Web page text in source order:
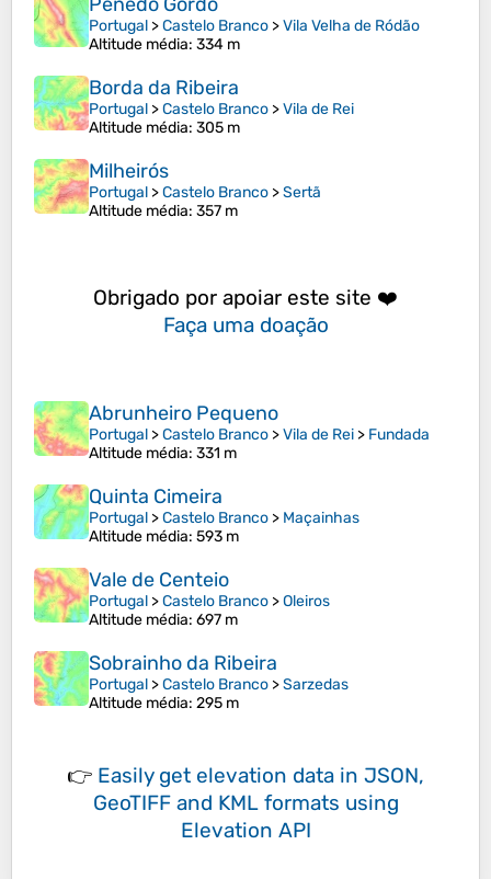
Portugal >Castelo Branco >Vila Velha de Ródão
Altitude média: 334 m
Borda da Ribeira
Portugal >Castelo Branco >Vila de Rei
Altitude média: 305 m
Milheirós
Portugal >Castelo Branco >Sertã
Altitude média: 357 m
Obrigado por apoiar este site ❤️
Faça uma doação
Abrunheiro Pequeno
Portugal >Castelo Branco >Vila de Rei > Fundada
Altitude média: 331 m
Quinta Cimeira
Portugal >Castelo Branco > Maçainhas
Altitude média: 593 m
Vale de Centeio
Portugal >Castelo Branco >Oleiros
Altitude média: 697 m
Sobrainho da Ribeira
Portugal >Castelo Branco >Sarzedas
Altitude média: 295 m
👉 Easily get elevation data in JSON,
GeoTIFF and KML formats using
Elevation API